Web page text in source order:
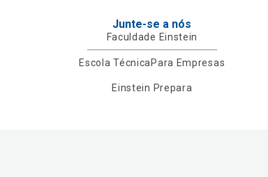
Junte-se a nós
Faculdade Einstein
Escola TécnicaPara Empresas
Einstein Prepara